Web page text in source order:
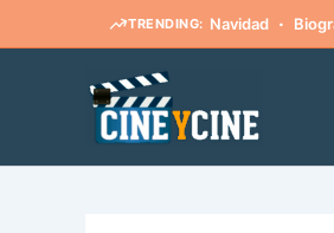
TRENDING: Navidad ·